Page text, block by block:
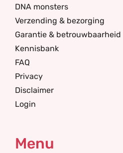
DNA monsters
Verzending & bezorging
Garantie & betrouwbaarheid
Kennisbank
FAQ
Privacy
Disclaimer
Login
Menu